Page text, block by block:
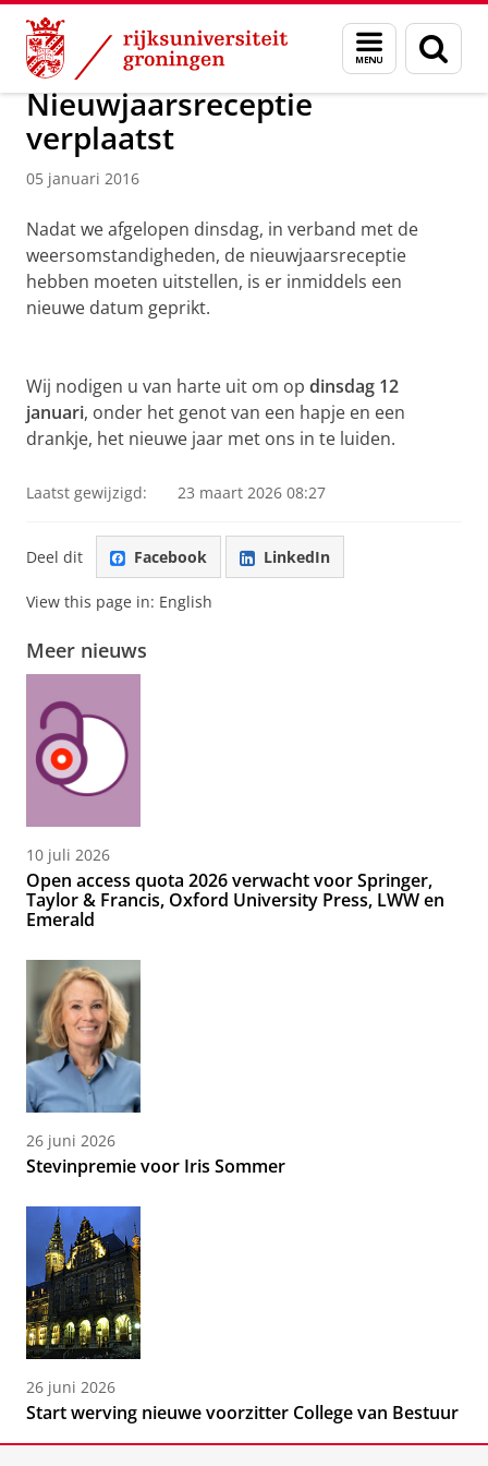
Skip
Content
Skip
Navigation
Menu
en
zoeken
Over ons Campus Fryslân
Nieuwjaarsreceptie
verplaatst
05 januari 2016
Nadat we afgelopen dinsdag, in verband met de
weersomstandigheden, de nieuwjaarsreceptie
hebben moeten uitstellen, is er inmiddels een
nieuwe datum geprikt.
Wij nodigen u van harte uit om op dinsdag 12
januari, onder het genot van een hapje en een
drankje, het nieuwe jaar met ons in te luiden.
Laatst gewijzigd: 23 maart 2026 08:27
Deel dit Facebook LinkedIn
View this page in: English
Meer nieuws
10 juli 2026
Open access quota 2026 verwacht voor Springer,
Taylor & Francis, Oxford University Press, LWW en
Emerald
26 juni 2026
Stevinpremie voor Iris Sommer
26 juni 2026
Start werving nieuwe voorzitter College van Bestuur